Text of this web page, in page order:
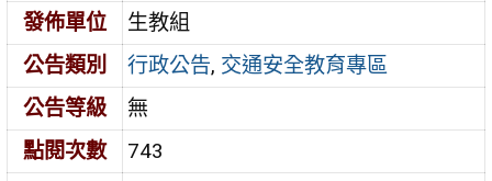
發佈單位
生教組
公告類別
行政公告, 交通安全教育專區
公告等級
無
點閱次數
743